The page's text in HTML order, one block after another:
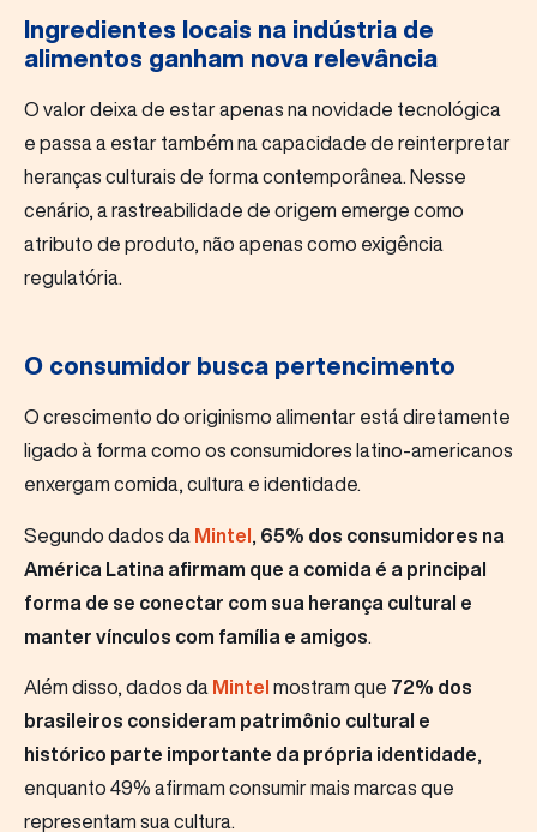
Ingredientes locais na indústria de
alimentos ganham nova relevância
O valor deixa de estar apenas na novidade tecnológica
e passa a estar também na capacidade de reinterpretar
heranças culturais de forma contemporânea. Nesse
cenário, a rastreabilidade de origem emerge como
atributo de produto, não apenas como exigência
regulatória.
O consumidor busca pertencimento
O crescimento do originismo alimentar está diretamente
ligado à forma como os consumidores latino-americanos
enxergam comida, cultura e identidade.
Segundo dados da Mintel 65% dos consumidores na
América Latina afirmam que a comida é a principal
forma de se conectar com sua herança cultural e
manter vínculos com família e amigos
Além disso, dados da Mintel mostram que 72% dos
brasileiros consideram patrimônio cultural e
histórico parte importante da própria identidade
enquanto 49% afirmam consumir mais marcas que
representam sua cultura.